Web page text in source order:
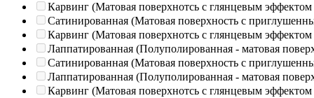
Карвинг (Матовая поверхнотсь с глянцевым эффектом
Сатинированная (Матовая поверхность с
Карвинг (Матовая поверхнотсь с глянцевым эффектом
Лаппатированная (Полуполированная - матовая
Сатинированная (Матовая поверхность с
Лаппатированная (Полуполированная - матовая
Карвинг (Матовая поверхнотсь с глянцевым эффектом